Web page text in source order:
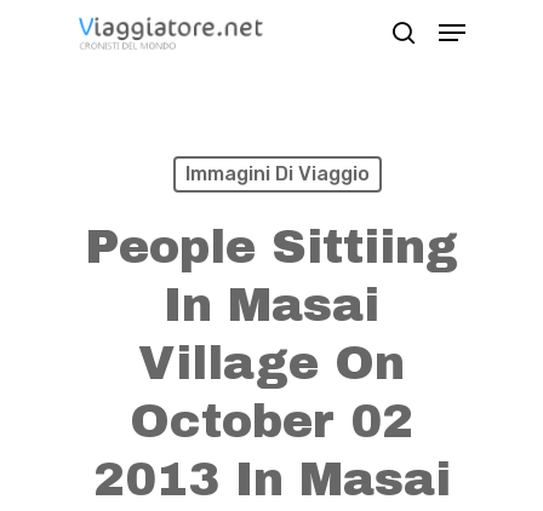
Menu
Immagini Di Viaggio
People Sittiing
In Masai
Village On
October 02
2013 In Masai